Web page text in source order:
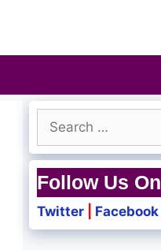
Search
for:
Follow Us On
Twitter Facebook